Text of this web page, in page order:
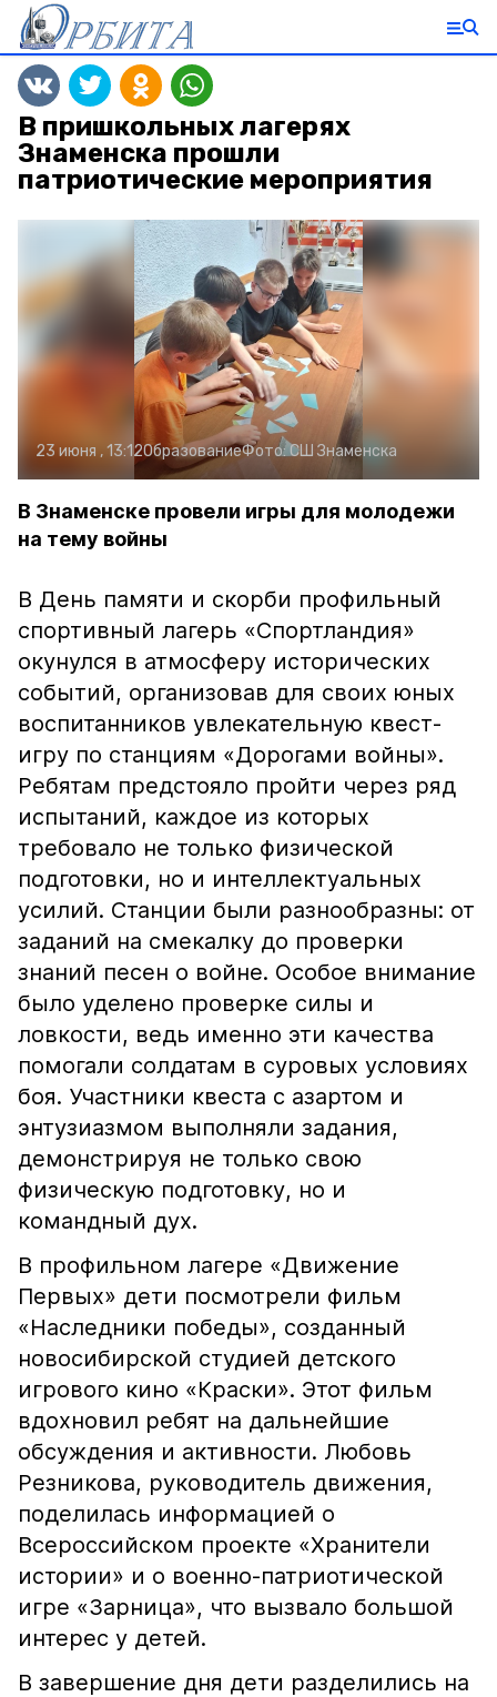
В пришкольных лагерях
Знаменска прошли
патриотические мероприятия
23 июня , 13:12ОбразованиеФото: СШ Знаменска
В Знаменске провели игры для молодежи
на тему войны
В День памяти и скорби профильный
спортивный лагерь «Спортландия»
окунулся в атмосферу исторических
событий, организовав для своих юных
воспитанников увлекательную квест-
игру по станциям «Дорогами войны».
Ребятам предстояло пройти через ряд
испытаний, каждое из которых
требовало не только физической
подготовки, но и интеллектуальных
усилий. Станции были разнообразны: от
заданий на смекалку до проверки
знаний песен о войне. Особое внимание
было уделено проверке силы и
ловкости, ведь именно эти качества
помогали солдатам в суровых условиях
боя. Участники квеста с азартом и
энтузиазмом выполняли задания,
демонстрируя не только свою
физическую подготовку, но и
командный дух.
В профильном лагере «Движение
Первых» дети посмотрели фильм
«Наследники победы», созданный
новосибирской студией детского
игрового кино «Краски». Этот фильм
вдохновил ребят на дальнейшие
обсуждения и активности. Любовь
Резникова, руководитель движения,
поделилась информацией о
Всероссийском проекте «Хранители
истории» и о военно-патриотической
игре «Зарница», что вызвало большой
интерес у детей.
В завершение дня дети разделились на